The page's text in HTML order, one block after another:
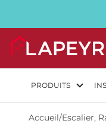
PRODUITS
Accueil/Escalier,